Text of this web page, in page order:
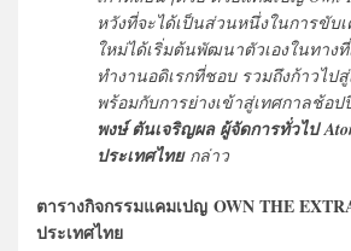
หวังที่จะได้เป็นส่วนหนึ่งในการขับ
ใหม่ได้เริ่มต้นพัฒนาตัวเองในทาง
ทำงานอดิเรกที่ชอบ รวมถึงก้าวไป
พร้อมกับการย่างเข้าสู่เทศกาลช้อ
พงษ์ ตันเจริญผล ผู้จัดการทั่วไป
ประเทศไทยกล่าว
ตารางกิจกรรมแคมเปญ OWN THE
ประเทศไทย